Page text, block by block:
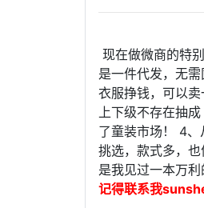
现在做微商的特
是一件代发，无
衣服挣钱，可以
上下级不存在抽
了童装市场！ 4
挑选，款式多，
是我见过一本万利
记得联系我